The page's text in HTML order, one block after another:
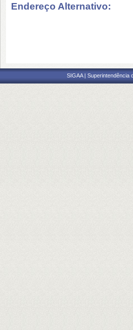
Endereço Alternativo:
SIGAA | Superintendência